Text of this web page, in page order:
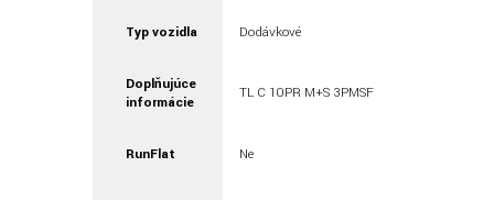
Typ vozidla Dodávkové
Doplňujúce
informácie
TL C 10PR M+S 3PMSF
RunFlat Ne